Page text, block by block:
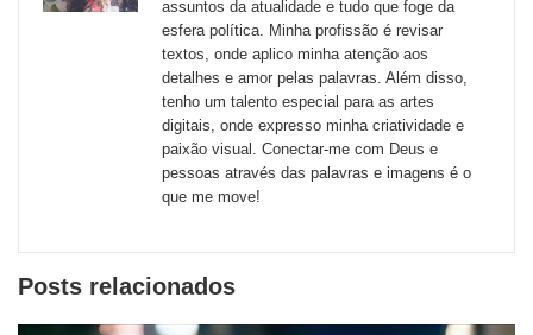
externos
assuntos da atualidade e tudo que foge da
esfera política. Minha profissão é revisar
textos, onde aplico minha atenção aos
detalhes e amor pelas palavras. Além disso,
tenho um talento especial para as artes
digitais, onde expresso minha criatividade e
paixão visual. Conectar-me com Deus e
pessoas através das palavras e imagens é o
que me move!
Posts relacionados